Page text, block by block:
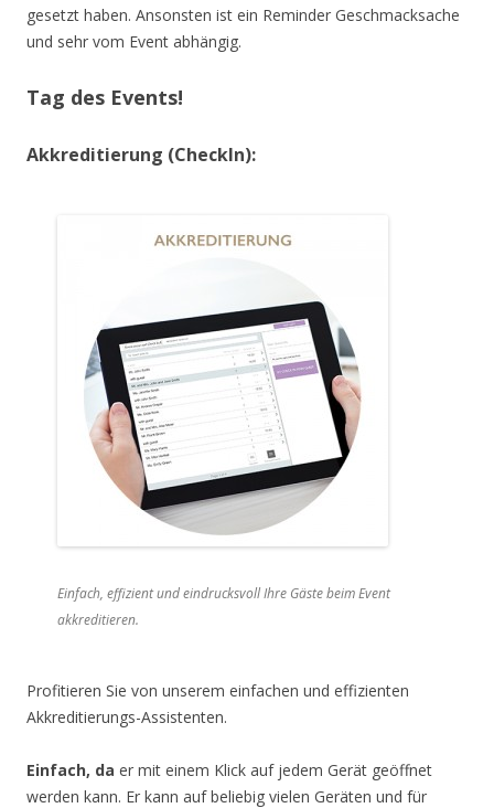
gesetzt haben. Ansonsten ist ein Reminder Geschmacksache
und sehr vom Event abhängig.
Tag des Events!
Akkreditierung (CheckIn):
Einfach, effizient und eindrucksvoll Ihre Gäste beim Event
akkreditieren.
Profitieren Sie von unserem einfachen und effizienten
Akkreditierungs-Assistenten.
Einfach, da er mit einem Klick auf jedem Gerät geöffnet
werden kann. Er kann auf beliebig vielen Geräten und für